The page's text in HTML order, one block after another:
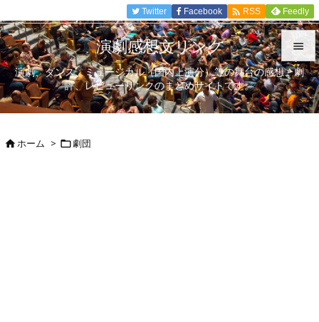


メニュ

Twitter Facebook  RSS Feedly
演劇感想文リンク
演劇、ダンス、ミュージカル（国内上演分）等の舞台の感想、劇
評、レビューリンクのまとめサイトです。
ホーム > 劇団